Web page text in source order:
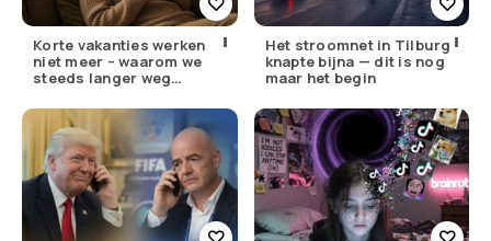
Korte vakanties werken
niet meer – waarom we
steeds langer weg
Het stroomnet in Tilburg
knapte bijna — dit is nog
maar het begin